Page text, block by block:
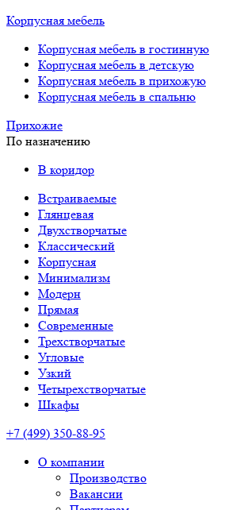
Корпусная мебель
Корпусная мебель в гостинную
Корпусная мебель в детскую
Корпусная мебель в прихожую
Корпусная мебель в спальню
Прихожие
По назначению
В коридор
Встраиваемые
Глянцевая
Двухстворчатые
Классический
Корпусная
Минимализм
Модерн
Прямая
Современные
Трехстворчатые
Угловые
Узкий
Четырехстворчатые
Шкафы
+7 (499) 350-88-95
О компании
Производство
Вакансии